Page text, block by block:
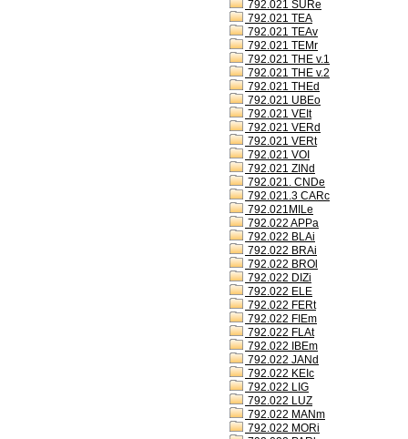
792.021 SURe
792.021 TEA
792.021 TEAv
792.021 TEMr
792.021 THE v.1
792.021 THE v.2
792.021 THEd
792.021 UBEo
792.021 VEIt
792.021 VERd
792.021 VERt
792.021 VOI
792.021 ZINd
792.021. CNDe
792.021.3 CARc
792.021MILe
792.022 APPa
792.022 BLAi
792.022 BRAi
792.022 BROl
792.022 DIZi
792.022 ELE
792.022 FERt
792.022 FIEm
792.022 FLAt
792.022 IBEm
792.022 JANd
792.022 KEIc
792.022 LIG
792.022 LUZ
792.022 MANm
792.022 MORi